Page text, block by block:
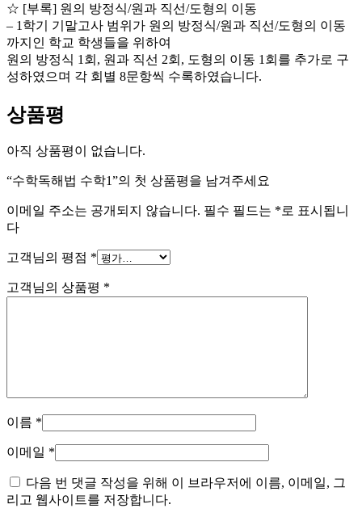
☆ [부록] 원의 방정식/원과 직선/도형의 이동
– 1학기 기말고사 범위가 원의 방정식/원과 직선/도형의 이동
까지인 학교 학생들을 위하여
원의 방정식 1회, 원과 직선 2회, 도형의 이동 1회를 추가로 구
성하였으며 각 회별 8문항씩 수록하였습니다.
상품평
아직 상품평이 없습니다.
“수학독해법 수학1”의 첫 상품평을 남겨주세요
이메일 주소는 공개되지 않습니다. 필수 필드는 *로 표시됩니
다
고객님의 평점 *
고객님의 상품평 *
이름 *
이메일 *
다음 번 댓글 작성을 위해 이 브라우저에 이름, 이메일, 그
리고 웹사이트를 저장합니다.